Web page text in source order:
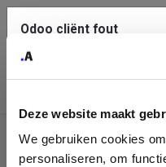
Deze website maakt
We gebruiken cookies
personaliseren, om
Identificatie
Odoo cliënt fout
Je dient de kopieer knop